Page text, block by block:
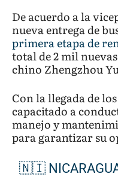
De acuerdo a la
nueva entrega de
primera etapa de
total de 2 mil
chino Zhengzhou
Con la llegada de
capacitado a
manejo y
para garantizar su
🇳🇮